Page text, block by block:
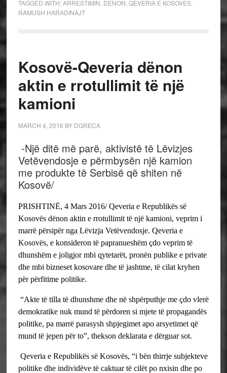
TAGGED WITH:ARRESTIMIN DENON QEVERIA E KOSOVES,
RAMUSH HARADINAJT
Kosovë-Qeveria dënon
aktin e rrotullimit të një
kamioni
MARCH 4, 2016 BY DGRECA
-Një ditë më parë, aktivistë të Lëvizjes
Vetëvendosje e përmbysën një kamion
me produkte të Serbisë që shiten në
Kosovë/
PRISHTINË, 4 Mars 2016/ Qeveria e Republikës së
Kosovës dënon aktin e rrotullimit të një kamioni, veprim i
marrë përsipër nga Lëvizja Vetëvendosje. Qeveria e
Kosovës, e konsideron të papranueshëm çdo veprim të
dhunshëm e joligjor mbi qytetarët, pronën publike e private
dhe mbi bizneset kosovare dhe të jashtme, të cilat kryhen
për përfitime politike.
“Akte të tilla të dhunshme dhe në shpërputhje me çdo vlerë
demokratike nuk mund të përdoren si mjete të propagandës
politike, pa marrë parasysh shpjegimet apo arsyetimet që
mund të jepen për to”, thekson deklarata e dërguar sot.
Qeveria e Republikës së Kosovës, “i bën thirrje subjekteve
politike dhe individëve të caktuar të cilët po nxisin dhe po